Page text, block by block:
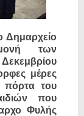
Δημαρχείο
των
μέρες
πόρτα του
που
Φυλής